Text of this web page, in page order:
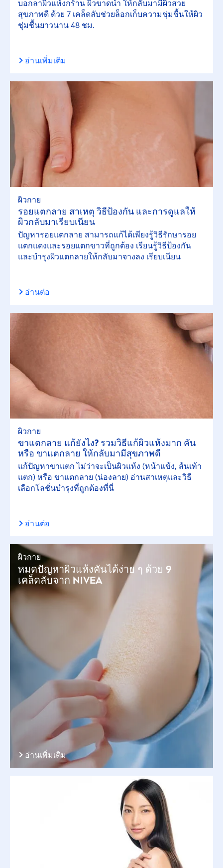
บอกลาผิวแห้งกร้าน ผิวขาดน้ำ ให้กลับมามีผิวสวย
สุขภาพดี ด้วย 7 เคล็ดลับช่วยล็อกเก็บความชุ่มชื้นให้ผิว
ชุ่มชื้นยาวนาน 48 ชม.
อ่านเพิ่มเติม
ผิวกาย
รอยแตกลาย สาเหตุ วิธีป้องกัน และการดูแลให้
ผิวกลับมาเรียบเนียน
ปัญหารอยแตกลาย สามารถแก้ได้เพียงรู้วิธีรักษารอย
แตกแดงและรอยแตกขาวที่ถูกต้อง เรียนรู้วิธีป้องกัน
และบำรุงผิวแตกลายให้กลับมาจางลง เรียบเนียน
อ่านต่อ
ผิวกาย
ขาแตกลาย แก้ยังไง? รวมวิธีแก้ผิวแห้งมาก คัน
หรือ ขาแตกลาย ให้กลับมามีสุขภาพดี
แก้ปัญหาขาแตก ไม่ว่าจะเป็นผิวแห้ง (หน้าแข้ง, ส้นเท้า
แตก) หรือ ขาแตกลาย (น่องลาย) อ่านสาเหตุและวิธี
เลือกโลชั่นบำรุงที่ถูกต้องที่นี่
อ่านต่อ
ผิวกาย
หมดปัญหาผิวแห้งคันได้ง่าย ๆ ด้วย 9
เคล็ดลับจาก NIVEA
อ่านเพิ่มเติม